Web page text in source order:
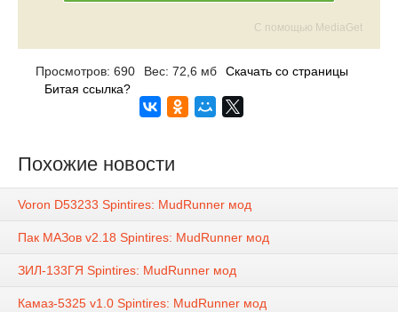
С помощью MediaGet
Просмотров: 690 Вес: 72,6 мб
Скачать со страницы
Битая ссылка?
Похожие новости
Voron D53233 Spintires: MudRunner мод
Пак МАЗов v2.18 Spintires: MudRunner мод
ЗИЛ-133ГЯ Spintires: MudRunner мод
Камаз-5325 v1.0 Spintires: MudRunner мод